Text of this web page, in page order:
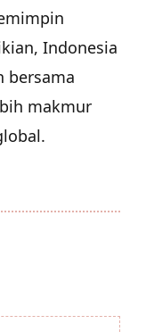
Indonesia
bersama
makmur